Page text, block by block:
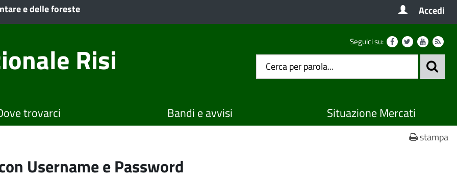
e delle foreste Accedi
Risi Seguici su:
trovarci Bandi e avvisi Situazione Mercati
stampa
Username e Password